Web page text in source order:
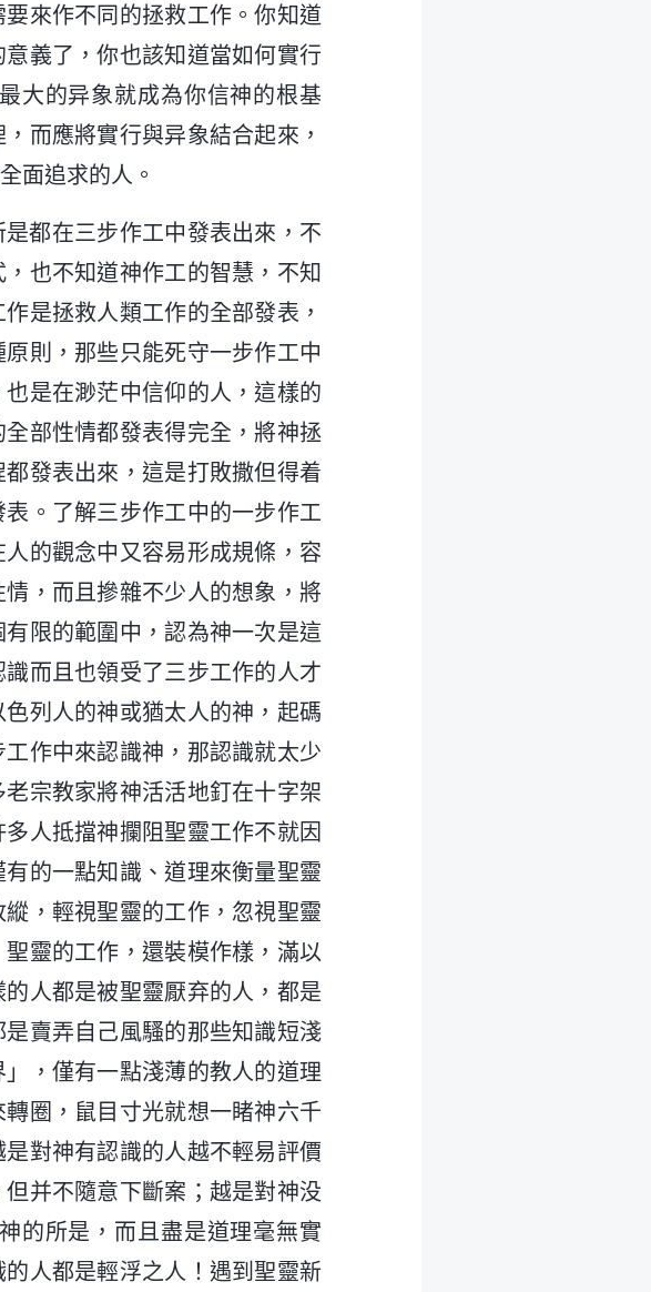
來作不同的拯救工作。你知道
義了，你也該知道當如何實行
大的异象就成為你信神的根基
而應將實行與异象結合起來，
面追求的人。
都在三步作工中發表出來，不
也不知道神作工的智慧，不知
是拯救人類工作的全部發表，
則，那些只能死守一步作工中
是在渺茫中信仰的人，這樣的
部性情都發表得完全，將神拯
發表出來，這是打敗撒但得着
。了解三步作工中的一步作工
的觀念中又容易形成規條，容
，而且摻雜不少人的想象，將
限的範圍中，認為神一次是這
而且也領受了三步工作的人才
列人的神或猶太人的神，起碼
作中來認識神，那認識就太少
宗教家將神活活地釘在十字架
人抵擋神攔阻聖靈工作不就因
的一點知識、道理來衡量聖靈
，輕視聖靈的工作，忽視聖靈
靈的工作，還裝模作樣，滿以
人都是被聖靈厭弃的人，都是
賣弄自己風騷的那些知識短淺
，僅有一點淺薄的教人的道理
圈，鼠目寸光就想一睹神六千
對神有認識的人越不輕易評價
并不隨意下斷案；越是對神没
的所是，而且盡是道理毫無實
人都是輕浮之人！遇到聖靈新